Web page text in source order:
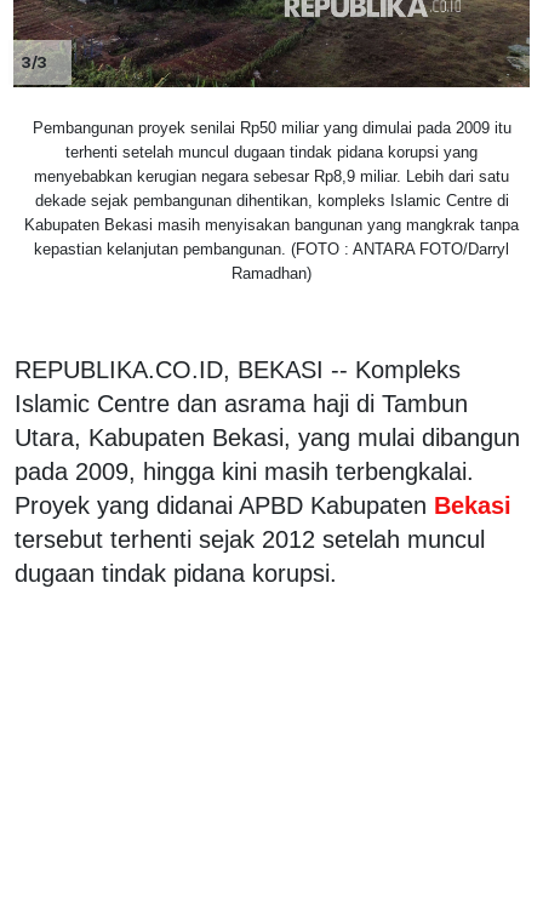
3/3
Pembangunan proyek senilai Rp50 miliar yang dimulai pada 2009 itu
terhenti setelah muncul dugaan tindak pidana korupsi yang
menyebabkan kerugian negara sebesar Rp8,9 miliar. Lebih dari satu
dekade sejak pembangunan dihentikan, kompleks Islamic Centre di
Kabupaten Bekasi masih menyisakan bangunan yang mangkrak tanpa
kepastian kelanjutan pembangunan. (FOTO : ANTARA FOTO/Darryl
Ramadhan)
REPUBLIKA.CO.ID, BEKASI -- Kompleks
Islamic Centre dan asrama haji di Tambun
Utara, Kabupaten Bekasi, yang mulai dibangun
pada 2009, hingga kini masih terbengkalai.
Proyek yang didanai APBD Kabupaten Bekasi
tersebut terhenti sejak 2012 setelah muncul
dugaan tindak pidana korupsi.